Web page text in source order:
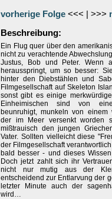
vorherige Folge <<< | >>>
Beschreibung:
Ein Flug quer über den
nicht zu verachtende
Justus, Bob und Peter. Wenn
herausspringt, um so besser:
hinter den Diebstählen und
Filmgesellschaft auf Skeleton
sonst gibt es einige
Einheimischen sind von
beunruhigt, munkeln von einem
der im Meer versenkt worden
mißtrauisch den jungen
Vater. Sollten vielleicht diese
der Filmgesellschaft
bald besser - und dieses
Doch jetzt zahlt sich ihr
nicht nur mutig aus der
entscheidend zur Entlarvung der
letzter Minute auch der
wird…